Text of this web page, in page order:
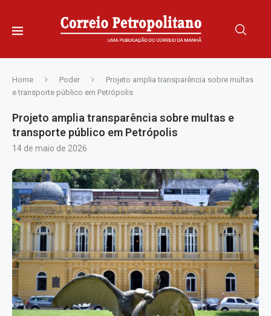
Home Poder
Projeto amplia transparência sobre multas
e transporte público em Petrópolis
Projeto amplia transparência sobre multas e
transporte público em Petrópolis
14 de maio de 2026